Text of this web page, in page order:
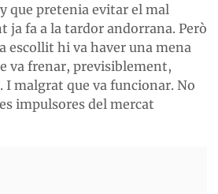
que pretenia evitar el mal
ja fa a la tardor andorrana. Però
escollit hi va haver una mena
va frenar, previsiblement,
malgrat que va funcionar. No
impulsores del mercat